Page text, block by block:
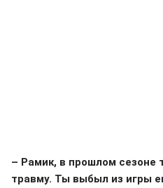
– Рамик, в прошлом сезоне
травму. Ты выбыл из игры